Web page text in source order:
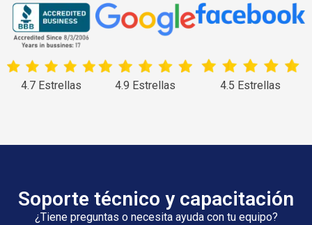
4.7 Estrellas 4.9 Estrellas 4.5 Estrellas
Soporte técnico y capacitación
¿Tiene preguntas o necesita ayuda con tu equipo?